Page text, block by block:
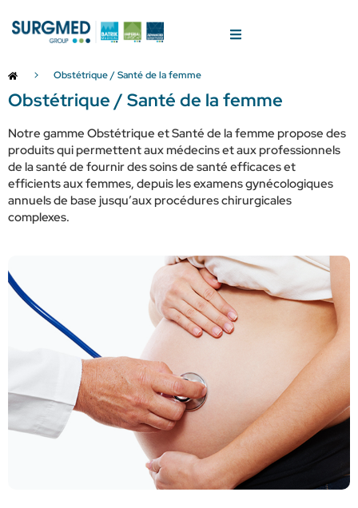
Obstétrique / Santé de la femme
Obstétrique / Santé de la femme
Notre gamme Obstétrique et Santé de la femme propose des
produits qui permettent aux médecins et aux professionnels
de la santé de fournir des soins de santé efficaces et
efficients aux femmes, depuis les examens gynécologiques
annuels de base jusqu’aux procédures chirurgicales
complexes.